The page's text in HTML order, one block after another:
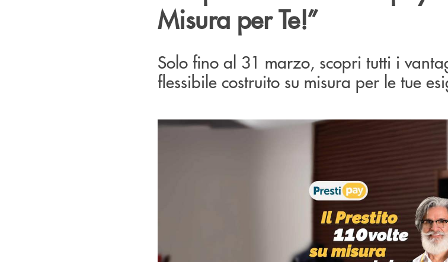
Misura per Te!”
Solo fino al 31 marzo, scopri tutti i
flessibile costruito su misura per le tue